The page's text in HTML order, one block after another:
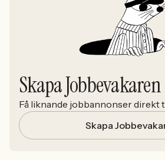
Skapa Jobbevakaren
Få liknande jobbannonser direkt
Skapa